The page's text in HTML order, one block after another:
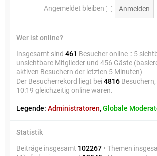
Angemeldet bleiben
Wer ist online?
Insgesamt sind 461 Besucher online :: 5
unsichtbare Mitglieder und 456 Gäste
aktiven Besuchern der letzten 5 Minuten)
Der Besucherrekord liegt bei4816
10:19 gleichzeitig online waren.
Legende: Administratoren,Globale
Statistik
Beiträge insgesamt 102267 • Themen